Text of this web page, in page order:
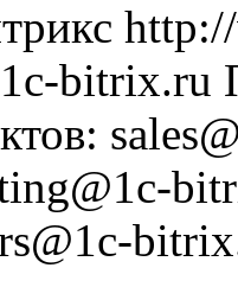
bitrix.ru
: